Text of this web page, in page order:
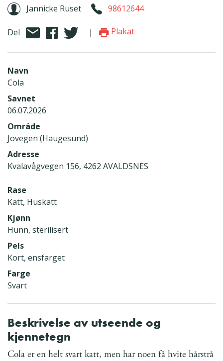
Jannicke Ruset 98612644
Del | Plakat
Navn
Cola
Savnet
06.07.2026
Område
Jovegen (Haugesund)
Adresse
Kvalavågvegen 156, 4262 AVALDSNES
Rase
Katt, Huskatt
Kjønn
Hunn, sterilisert
Pels
Kort, ensfarget
Farge
Svart
Beskrivelse av utseende og
kjennetegn
Cola er en helt svart katt, men har noen få hvite hårstrå